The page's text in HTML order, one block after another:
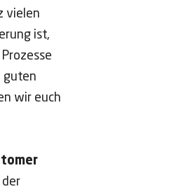
vielen
ist,
guten
wir euch
der